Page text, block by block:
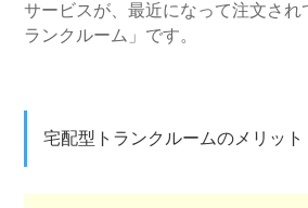
サービスが、最近になって注文され
ランクルーム」です。
宅配型トランクルームのメリット